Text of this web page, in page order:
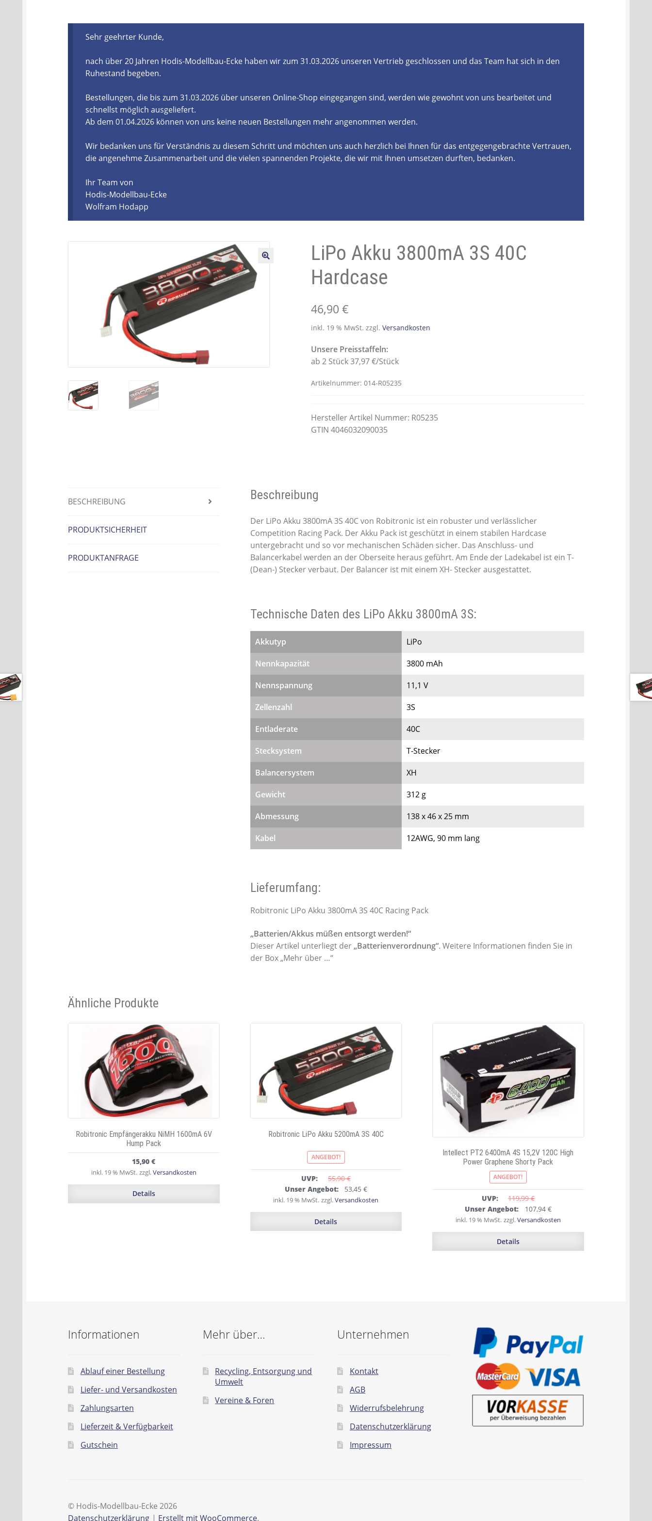
Öle- und Schmierstoff Verordnung
Datenschutzerklärung Impressum
Sehr geehrter Kunde,
nach über 20 Jahren Hodis-Modellbau-Ecke haben wir zum 31.03.2026 unseren Vertrieb geschlossen und das Team hat sich in den
Ruhestand begeben.
Bestellungen, die bis zum 31.03.2026 über unseren Online-Shop eingegangen sind, werden wie gewohnt von uns bearbeitet und
schnellst möglich ausgeliefert.
Ab dem 01.04.2026 können von uns keine neuen Bestellungen mehr angenommen werden.
Wir bedanken uns für Verständnis zu diesem Schritt und möchten uns auch herzlich bei Ihnen für das entgegengebrachte Vertrauen,
die angenehme Zusammenarbeit und die vielen spannenden Projekte, die wir mit Ihnen umsetzen durften, bedanken.
Ihr Team von
Hodis-Modellbau-Ecke
Wolfram Hodapp
LiPo Akku 3800mA 3S 40C
Hardcase
46,90 €
inkl. 19 % MwSt. zzgl. Versandkosten
Hersteller Artikel Nummer: R05235
GTIN 4046032090035
Artikelnummer: 014-R05235
Unsere Preisstaffeln:
ab 2 Stück 37,97 €/Stück
BESCHREIBUNG
PRODUKTSICHERHEIT
PRODUKTANFRAGE
Beschreibung
Der LiPo Akku 3800mA 3S 40C von Robitronic ist ein robuster und verlässlicher
Competition Racing Pack. Der Akku Pack ist geschützt in einem stabilen Hardcase
untergebracht und so vor mechanischen Schäden sicher. Das Anschluss- und
Balancerkabel werden an der Oberseite heraus geführt. Am Ende der Ladekabel ist ein T-
(Dean-) Stecker verbaut. Der Balancer ist mit einem XH- Stecker ausgestattet.
Technische Daten des LiPo Akku 3800mA 3S:
Akkutyp LiPo
Nennkapazität 3800 mAh
Nennspannung 11,1 V
Zellenzahl 3S
Entladerate 40C
Stecksystem T-Stecker
Balancersystem XH
Gewicht 312 g
Abmessung 138 x 46 x 25 mm
Kabel 12AWG, 90 mm lang
Lieferumfang:
Robitronic LiPo Akku 3800mA 3S 40C Racing Pack
„Batterien/Akkus müßen entsorgt werden!“
Dieser Artikel unterliegt der „Batterienverordnung“. Weitere Informationen finden Sie in
der Box „Mehr über …“
Ähnliche Produkte
Robitronic Empfängerakku NiMH 1600mA 6V
Hump Pack
15,90€
inkl. 19 % MwSt. zzgl.Versandkosten
Details
Robitronic LiPo Akku 5200mA 3S 40C
ANGEBOT!
UVP: 55,90 €
Ursprünglicher
Preis
war:
Unser Angebot: 53,45€Aktueller
Preis
ist:
inkl. 19 % MwSt. zzgl.Versandkosten
Details
Intellect PT2 6400mA 4S 15,2V 120C High
Power Graphene Shorty Pack
ANGEBOT!
UVP: 119,99 €
Ursprünglicher
Preis
war:
Unser Angebot: 107,94 €Aktueller
Preis
ist:
inkl. 19 % MwSt. zzgl.Versandkosten
Details
Informationen
Ablauf einer Bestellung
Liefer- und Versandkosten
Zahlungsarten
Lieferzeit & Verfügbarkeit
Gutschein
Mehr über…
Recycling, Entsorgung und
Umwelt
Vereine & Foren
Unternehmen
Kontakt
AGB
Widerrufsbelehrung
Datenschutzerklärung
Impressum
© Hodis-Modellbau-Ecke 2026
Datenschutzerklärung
Erstellt mit WooCommerce.